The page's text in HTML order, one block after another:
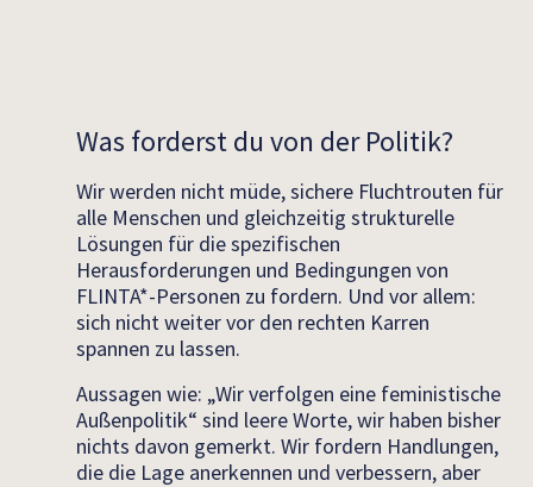
Was forderst du von der Politik?
Wir werden nicht müde, sichere Fluchtrouten für
alle Menschen und gleichzeitig strukturelle
Lösungen für die spezifischen
Herausforderungen und Bedingungen von
FLINTA*-Personen zu fordern. Und vor allem:
sich nicht weiter vor den rechten Karren
spannen zu lassen.
Aussagen wie: „Wir verfolgen eine feministische
Außenpolitik“ sind leere Worte, wir haben bisher
nichts davon gemerkt. Wir fordern Handlungen,
die die Lage anerkennen und verbessern, aber